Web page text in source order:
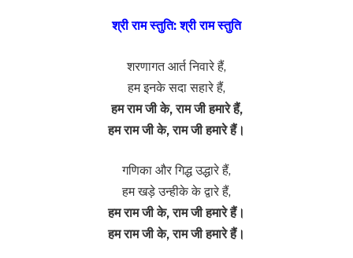
श्री राम स्तुति: श्री राम स्तुति
शरणागत आर्त निवारे हैं,
हम इनके सदा सहारे हैं,
हम राम जी के, राम जी हमारे हैं,
हम राम जी के, राम जी हमारे हैं।
गणिका और गिद्ध उद्धारे हैं,
हम खड़े उन्हीके के द्वारे हैं,
हम राम जी के, राम जी हमारे हैं।
हम राम जी के, राम जी हमारे हैं।